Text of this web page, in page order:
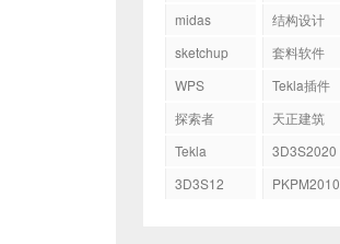
midas
结构设计
sketchup
套料软件
WPS
Tekla插件
探索者
天正建筑
Tekla
3D3S2020
3D3S12
PKPM2010